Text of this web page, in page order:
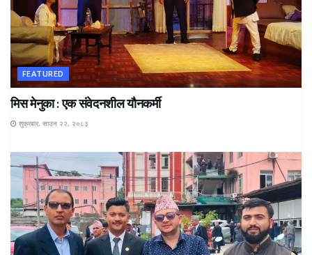
FEATURED
मिस मेनुका : एक संवेदनशील यौनकर्मी
शुक्रबार, साउन २२, २०८३